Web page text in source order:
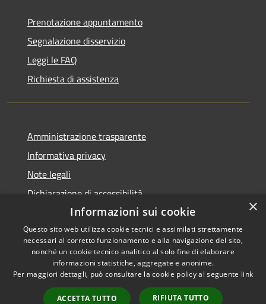
Prenotazione appuntamento
Segnalazione disservizio
Leggi le FAQ
Richiesta di assistenza
Amministrazione trasparente
Informativa privacy
Note legali
Dichiarazione di accessibilità
Accessibilità
Privacy
Copyright © 2026 • Comune di
Cerreto Guidi • Powered by
Municipium
Accesso
redazione
×
Informazioni sui cookie
Questo sito web utilizza cookie tecnici e assimilati strettamente
necessari al corretto funzionamento e alla navigazione del sito,
nonché un cookie tecnico analitico al solo fine di elaborare
informazioni statistiche, aggregate e anonime.
Per maggiori dettagli, può consultare la cookie policy al seguente link
ACCETTA TUTTO RIFIUTA TUTTO